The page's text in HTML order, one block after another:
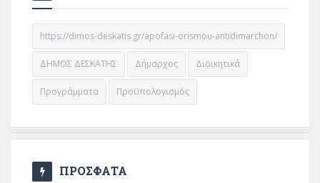
https://dimos-deskatis.gr/apofasi-orismou-antidimarchon/
ΔΗΜΟΣ ΔΕΣΚΑΤΗΣ Δήμαρχος Διοικητικά
Προγράμματα Προϋπολογισμός
ΠΡΟΣΦΑΤΑ